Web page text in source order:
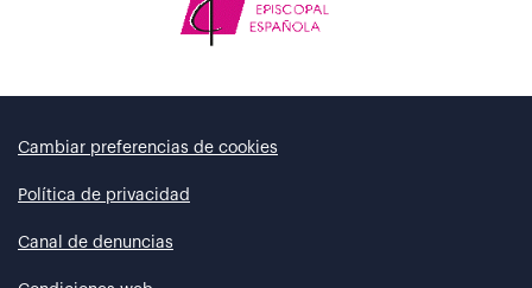
Cambiar preferencias de cookies
Política de privacidad
Canal de denuncias